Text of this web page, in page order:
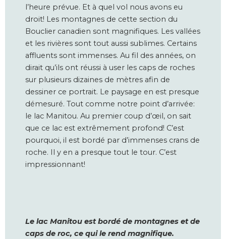
l’heure prévue. Et à quel vol nous avons eu
droit! Les montagnes de cette section du
Bouclier canadien sont magnifiques. Les vallées
et les rivières sont tout aussi sublimes. Certains
affluents sont immenses. Au fil des années, on
dirait qu’ils ont réussi à user les caps de roches
sur plusieurs dizaines de mètres afin de
dessiner ce portrait. Le paysage en est presque
démesuré. Tout comme notre point d’arrivée:
le lac Manitou. Au premier coup d’œil, on sait
que ce lac est extrêmement profond! C’est
pourquoi, il est bordé par d’immenses crans de
roche. Il y en a presque tout le tour. C’est
impressionnant!
Le lac Manitou est bordé de montagnes et de
caps de roc, ce qui le rend magnifique.